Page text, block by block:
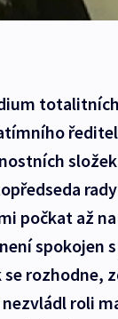
počkat až
spokojen
rozhodne,
roli